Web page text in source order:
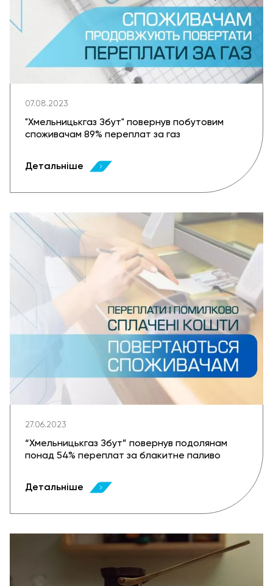
07.08.2023
"Хмельницькгаз Збут" повернув побутовим
споживачам 89% переплат за газ
Детальніше
27.06.2023
“Хмельницькгаз Збут” повернув подолянам
понад 54% переплат за блакитне паливо
Детальніше